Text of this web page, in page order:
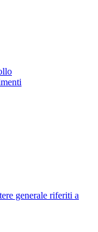
generale riferiti a